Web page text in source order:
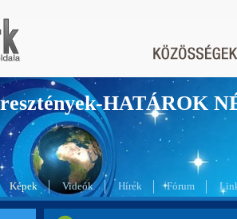
HATÁROK
Képek Videók Hírek Fórum